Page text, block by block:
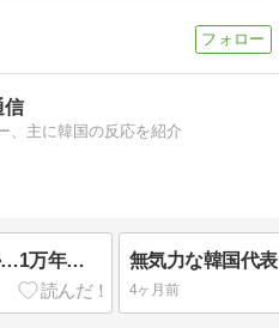
信
、主に韓国の反応を紹介
日本旅行キャンセルすべきか…1万年ぶり史上最大級の火山の兆し＝韓国の反応
4ヶ月前